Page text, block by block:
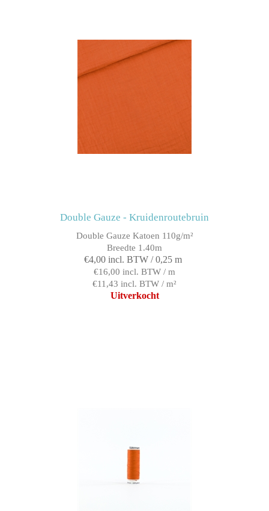
Double Gauze - Kruidenroutebruin
Double Gauze Katoen 110g/m²
Breedte 1.40m
€4,00 incl. BTW / 0,25 m
€16,00 incl. BTW / m
€11,43 incl. BTW / m²
Uitverkocht